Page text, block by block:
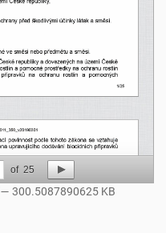
of 25
— 300.5087890625 KB